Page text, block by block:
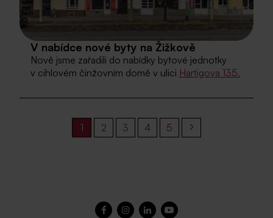
V nabídce nové byty na Žižkově
Nově jsme zařadili do nabídky bytové jednotky
v cihlovém činžovním domě v ulici Hartigova 135.
1 2 3 4 5